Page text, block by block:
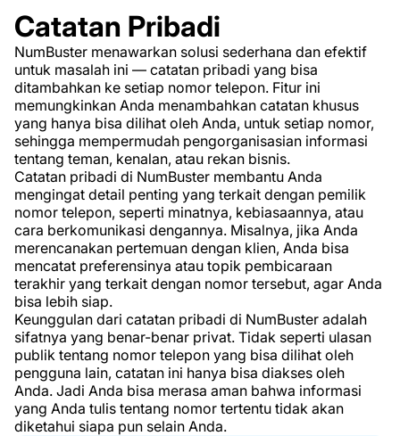
Catatan Pribadi
NumBuster menawarkan solusi sederhana dan efektif
untuk masalah ini — catatan pribadi yang bisa
ditambahkan ke setiap nomor telepon. Fitur ini
memungkinkan Anda menambahkan catatan khusus
yang hanya bisa dilihat oleh Anda, untuk setiap nomor,
sehingga mempermudah pengorganisasian informasi
tentang teman, kenalan, atau rekan bisnis.
Catatan pribadi di NumBuster membantu Anda
mengingat detail penting yang terkait dengan pemilik
nomor telepon, seperti minatnya, kebiasaannya, atau
cara berkomunikasi dengannya. Misalnya, jika Anda
merencanakan pertemuan dengan klien, Anda bisa
mencatat preferensinya atau topik pembicaraan
terakhir yang terkait dengan nomor tersebut, agar Anda
bisa lebih siap.
Keunggulan dari catatan pribadi di NumBuster adalah
sifatnya yang benar-benar privat. Tidak seperti ulasan
publik tentang nomor telepon yang bisa dilihat oleh
pengguna lain, catatan ini hanya bisa diakses oleh
Anda. Jadi Anda bisa merasa aman bahwa informasi
yang Anda tulis tentang nomor tertentu tidak akan
diketahui siapa pun selain Anda.